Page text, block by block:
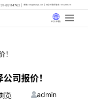
85114762 邮箱: info@artlangs.com 24小时翻译管家: 18142666316
中文 (中国)
！
司报价！
览 admin